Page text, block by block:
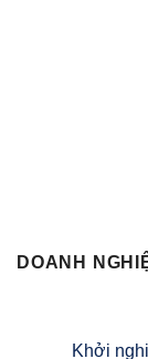
DOANH
Khởi